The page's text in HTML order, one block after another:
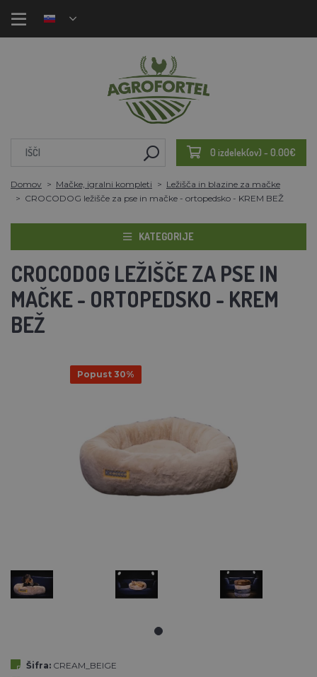
0 izdelek(ov) - 0.00€
Domov Mačke, igralni kompleti
Ležišča in blazine za mačke
CROCODOG ležišče za pse in mačke - ortopedsko - KREM BEŽ
KATEGORIJE
CROCODOG LEŽIŠČE ZA PSE IN
MAČKE - ORTOPEDSKO - KREM
BEŽ
Popust 30%
Šifra: CREAM_BEIGE